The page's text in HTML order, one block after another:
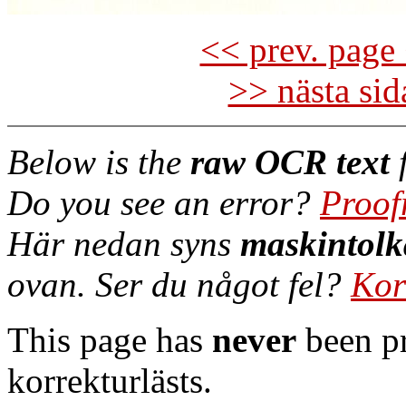
<< prev.
>> nästa
Below is the raw OCR text
Do you see an error?
Här nedan syns
ovan. Ser du något fel?
This page has never been
korrekturlästs.